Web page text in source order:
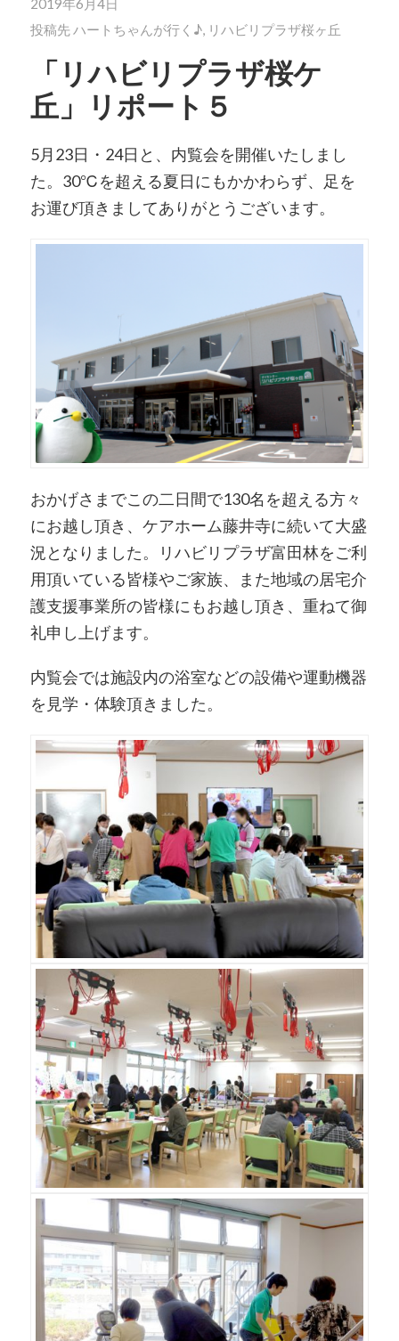
2019年6月4日
投稿先 ハートちゃんが行く♪, リハビリプラザ桜ヶ丘
「リハビリプラザ桜ケ
丘」リポート５
5月23日・24日と、内覧会を開催いたしまし
た。30℃を超える夏日にもかかわらず、足を
お運び頂きましてありがとうございます。
おかげさまでこの二日間で130名を超える方々
にお越し頂き、ケアホーム藤井寺に続いて大盛
況となりました。リハビリプラザ富田林をご利
用頂いている皆様やご家族、また地域の居宅介
護支援事業所の皆様にもお越し頂き、重ねて御
礼申し上げます。
内覧会では施設内の浴室などの設備や運動機器
を見学・体験頂きました。